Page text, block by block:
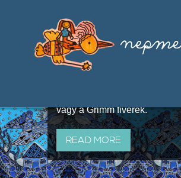
útján terjedő elbeszélésekből,
melyeket olyan ismert gyűjtők
állítottak össze, mint Benedek
vagy a Grimm fivérek.
READ MORE